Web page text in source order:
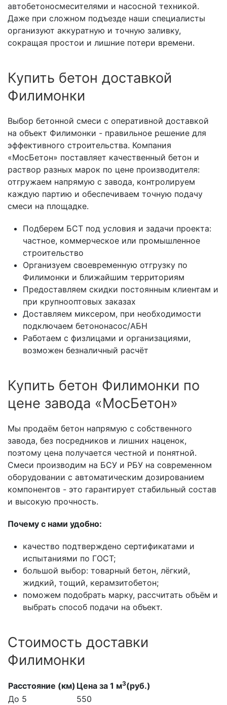
автобетоносмесителями и насосной техникой.
Даже при сложном подъезде наши специалисты
организуют аккуратную и точную заливку,
сокращая простои и лишние потери времени.
Купить бетон доставкой
Филимонки
Выбор бетонной смеси с оперативной доставкой
на объект Филимонки - правильное решение для
эффективного строительства. Компания
«МосБетон» поставляет качественный бетон и
раствор разных марок по цене производителя:
отгружаем напрямую с завода, контролируем
каждую партию и обеспечиваем точную подачу
смеси на площадке.
Подберем БСТ под условия и задачи проекта:
частное, коммерческое или промышленное
строительство
Организуем своевременную отгрузку по
Филимонки и ближайшим территориям
Предоставляем скидки постоянным клиентам и
при крупнооптовых заказах
Доставляем миксером, при необходимости
подключаем бетононасос/АБН
Работаем с физлицами и организациями,
возможен безналичный расчёт
Купить бетон Филимонки по
цене завода «МосБетон»
Мы продаём бетон напрямую с собственного
завода, без посредников и лишних наценок,
поэтому цена получается честной и понятной.
Смеси производим на БСУ и РБУ на современном
оборудовании с автоматическим дозированием
компонентов - это гарантирует стабильный состав
и высокую прочность.
Почему с нами удобно:
качество подтверждено сертификатами и
испытаниями по ГОСТ;
большой выбор: товарный бетон, лёгкий,
жидкий, тощий, керамзитобетон;
поможем подобрать марку, рассчитать объём и
выбрать способ подачи на объект.
Стоимость доставки
Филимонки
Расстояние (км) Цена за 1 м3(руб.)
До 5
550